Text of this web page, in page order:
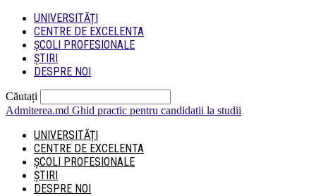
UNIVERSITĂȚI
CENTRE DE EXCELENTA
ȘCOLI PROFESIONALE
ȘTIRI
DESPRE NOI
Căutați
Admiterea.md Ghid practic pentru candidatii la studii
UNIVERSITĂȚI
CENTRE DE EXCELENTA
ȘCOLI PROFESIONALE
ȘTIRI
DESPRE NOI